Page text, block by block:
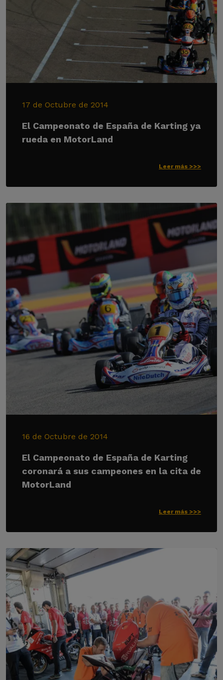
17 de Octubre de 2014
El Campeonato de España de Karting ya
rueda en MotorLand
Leer más >>>
16 de Octubre de 2014
El Campeonato de España de Karting
coronará a sus campeones en la cita de
MotorLand
Leer más >>>